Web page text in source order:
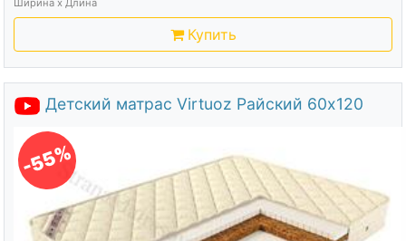
Купить
Детский матрас Virtuoz Райский 60х120
-55%